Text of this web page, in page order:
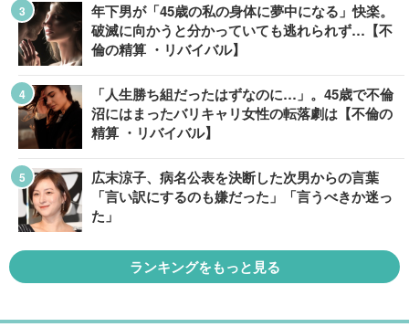
年下男が「45歳の私の身体に夢中になる」快楽。
破滅に向かうと分かっていても逃れられず…【不
倫の精算 ・リバイバル】
「人生勝ち組だったはずなのに…」。45歳で不倫
沼にはまったバリキャリ女性の転落劇は【不倫の
精算 ・リバイバル】
広末涼子、病名公表を決断した次男からの言葉
「言い訳にするのも嫌だった」「言うべきか迷っ
た」
ランキングをもっと見る